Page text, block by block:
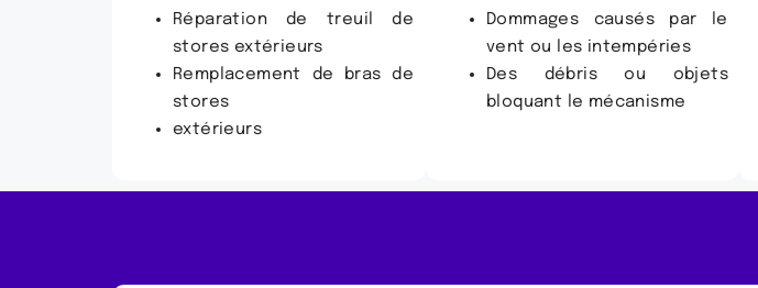
Réparation de treuil de
stores extérieurs
Remplacement de bras de
stores
extérieurs
Dommages causés par le
vent ou les intempéries
Des débris ou objets
bloquant le mécanisme